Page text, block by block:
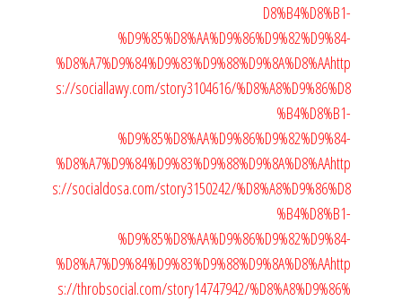
D8%B4%D8%B1-
%D9%85%D8%AA%D9%86%D9%82%D9%84-
%D8%A7%D9%84%D9%83%D9%88%D9%8A%D8%AAhttp
s://sociallawy.com/story3104616/%D8%A8%D9%86%D8
%B4%D8%B1-
%D9%85%D8%AA%D9%86%D9%82%D9%84-
%D8%A7%D9%84%D9%83%D9%88%D9%8A%D8%AAhttp
s://socialdosa.com/story3150242/%D8%A8%D9%86%D8
%B4%D8%B1-
%D9%85%D8%AA%D9%86%D9%82%D9%84-
%D8%A7%D9%84%D9%83%D9%88%D9%8A%D8%AAhttp
s://throbsocial.com/story14747942/%D8%A8%D9%86%